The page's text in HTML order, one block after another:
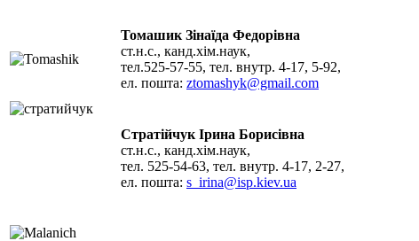
Томашик Зінаїда Федорівна
ст.н.с., канд.хім.наук,
тел.525-57-55, тел. внутр. 4-17, 5-92,
ел. пошта: ztomashyk@gmail.com
Стратійчук Ірина Борисівна
ст.н.с., канд.хім.наук,
тел. 525-54-63, тел. внутр. 4-17, 2-27,
ел. пошта: s_irina@isp.kiev.ua